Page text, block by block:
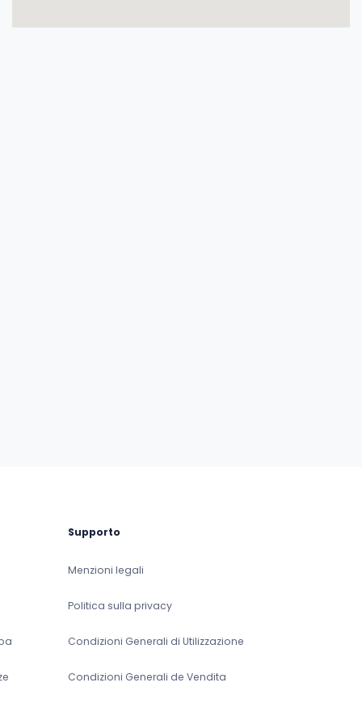
Supporto
Menzioni legali
Politica sulla privacy
Condizioni Generali di Utilizzazione
Condizioni Generali de Vendita